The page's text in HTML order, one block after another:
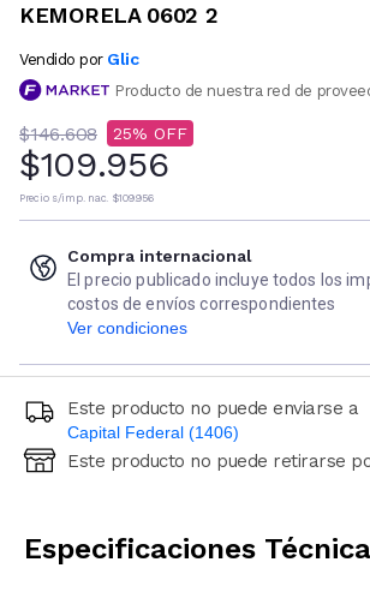
KEMORELA 0602 2
Vendido por Glic
Producto de nuestra red de
$146.608 25
$109.956
Precio s/imp. nac. $109.956
Compra internacional
El precio publicado incluye todos los
costos de envíos correspondientes
Ver condiciones
Este producto no puede enviarse a
Capital Federal (1406)
Ingresá código postal (sólo números)
Este producto no puede retirarse
Especificaciones